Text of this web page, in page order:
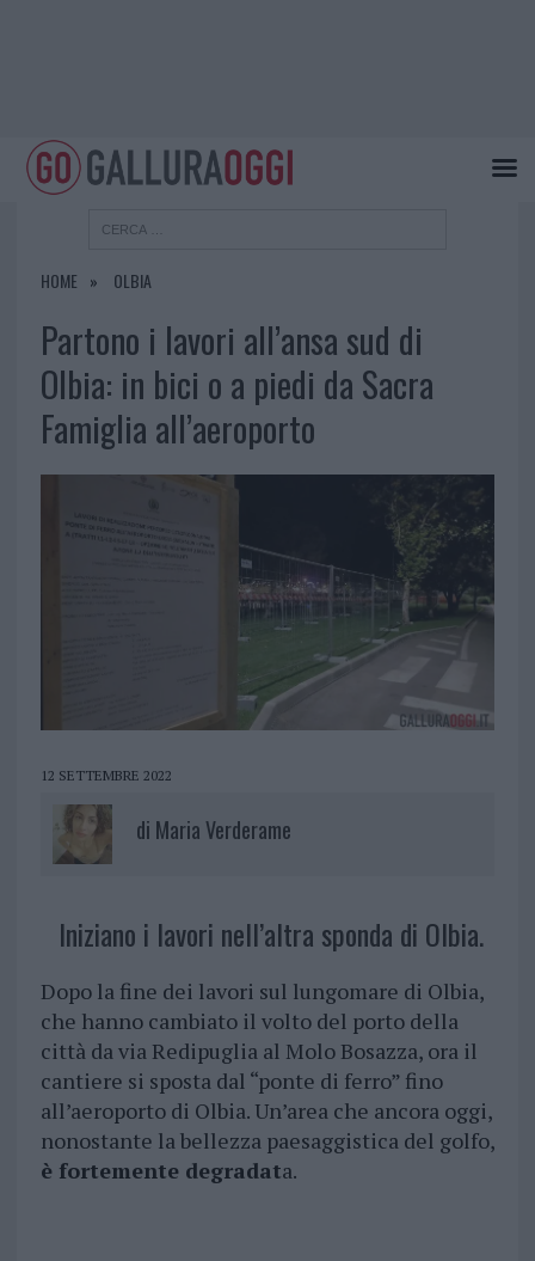
HOME OLBIA
Partono i lavori all’ansa sud di
Olbia: in bici o a piedi da Sacra
Famiglia all’aeroporto
12 SETTEMBRE 2022
di Maria Verderame
Iniziano i lavori nell’altra sponda di Olbia.
Dopo la fine dei lavori sul lungomare di Olbia,
che hanno cambiato il volto del porto della
città da via Redipuglia al Molo Bosazza, ora il
cantiere si sposta dal “ponte di ferro” fino
all’aeroporto di Olbia. Un’area che ancora oggi,
nonostante la bellezza paesaggistica del golfo,
è fortemente degradata.